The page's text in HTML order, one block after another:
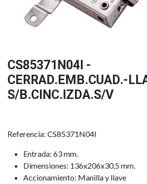
CS85371N04I -
CERRAD.EMB.CUAD.-
S/B.CINC.IZDA.S/V
Referencia: CS85371N04I
Entrada: 63 mm.
Dimensiones: 136x206x30,5 mm.
Accionamiento: Manilla y llave